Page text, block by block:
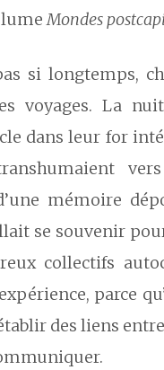
Mondes
si longtemps,
voyages. La
dans leur for
mémoire
se souvenir
collectifs
parce
des liens